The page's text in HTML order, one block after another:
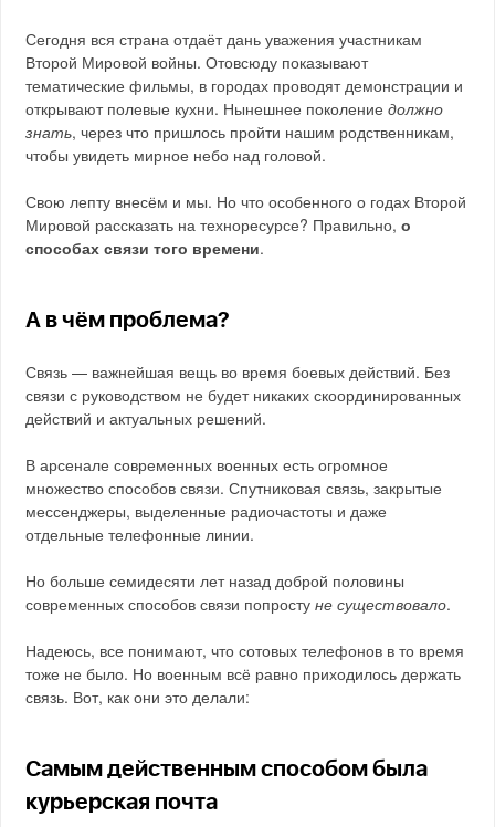
Сегодня вся страна отдаёт дань уважения участникам
Второй Мировой войны. Отовсюду показывают
тематические фильмы, в городах проводят демонстрации и
открывают полевые кухни. Нынешнее поколениедолжно
знать, через что пришлось пройти нашим родственникам,
чтобы увидеть мирное небо над головой.
Свою лепту внесём и мы. Но что особенного о годах Второй
Мировой рассказать на техноресурсе? Правильно,о
способах связи того времени.
А в чём проблема?
Связь — важнейшая вещь во время боевых действий. Без
связи с руководством не будет никаких скоординированных
действий и актуальных решений.
В арсенале современных военных есть огромное
множество способов связи. Спутниковая связь, закрытые
мессенджеры, выделенные радиочастоты и даже
отдельные телефонные линии.
Но больше семидесяти лет назад доброй половины
современных способов связи попростуне существовало.
Надеюсь, все понимают, что сотовых телефонов в то время
тоже не было. Но военным всё равно приходилось держать
связь. Вот, как они это делали:
Самым действенным способом была
курьерская почта